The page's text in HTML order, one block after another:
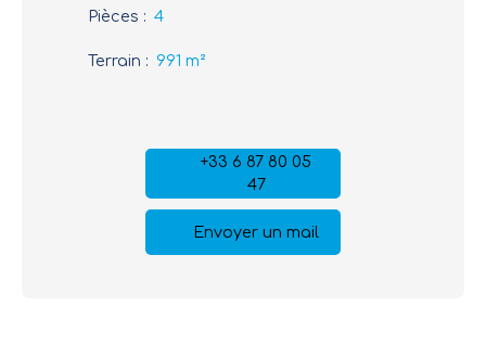
Pièces : 4
Terrain : 991 m²
+33 6 87 80 05
47
Envoyer un mail